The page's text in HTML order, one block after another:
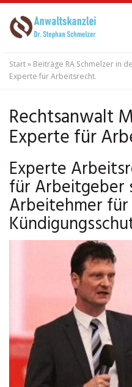
to
content
Start» Beiträge RA Schmelzer in
Experte für Arbeitsrecht.
Rechtsanwalt
Experte für
Experte
für Arbeitgeber
Arbeitehmer für